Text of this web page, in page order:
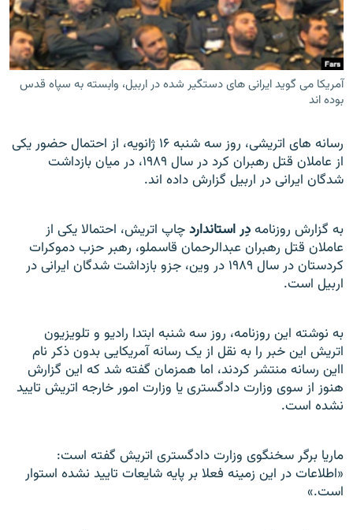
زبان‌های دیگر
آمریکا می گوید ایرانی های دستگیر شده در اربیل، وابسته به سپاه قدس
بوده اند
رسانه های اتريشی، روز سه شنبه ۱۶ ژانويه، از احتمال حضور يکی
از عاملان قتل رهبران کرد در سال ۱۹۸۹، در ميان بازداشت
شدگان ايرانی در اربيل گزارش داده اند.
به گزارش روزنامهدِر استانداردچاپ اتريش، احتمالا يکی از
عاملان قتل رهبران عبدالرحمان قاسملو، رهبر حزب دموکرات
کردستان در سال ۱۹۸۹ در وين، جزو بازداشت شدگان ايرانی در
اربيل است.
به نوشته اين روزنامه، روز سه شنبه ابتدا راديو و تلويزيون
اتريش اين خبر را به نقل از يک رسانه آمريکايی بدون ذکر نام
ااين رسانه منتشر کردند، اما همزمان گفته شد که اين گزارش
هنوز از سوی وزارت دادگستری يا وزارت امور خارجه اتريش تاييد
نشده است.
ماريا برگر سخنگوی وزارت دادگستری اتريش گفته است:
«اطلاعات در اين زمينه فعلا بر پايه شايعات تاييد نشده استوار
است.»